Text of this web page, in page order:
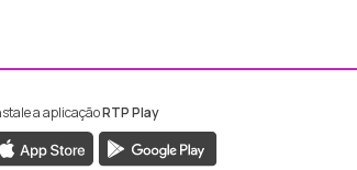
Madeira
RTP Madeira
a aplicaçãoRTP Play